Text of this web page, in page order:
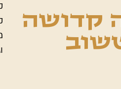
קדושה